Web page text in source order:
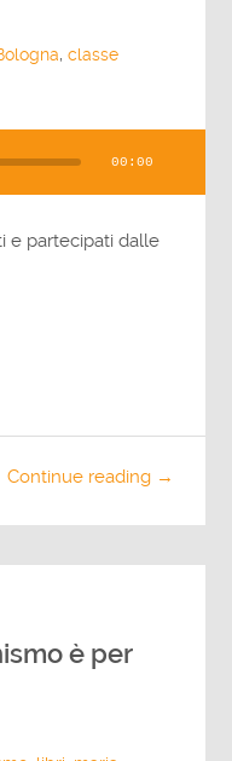
,classe
00:00
e partecipati dalle
Continue reading →
è per